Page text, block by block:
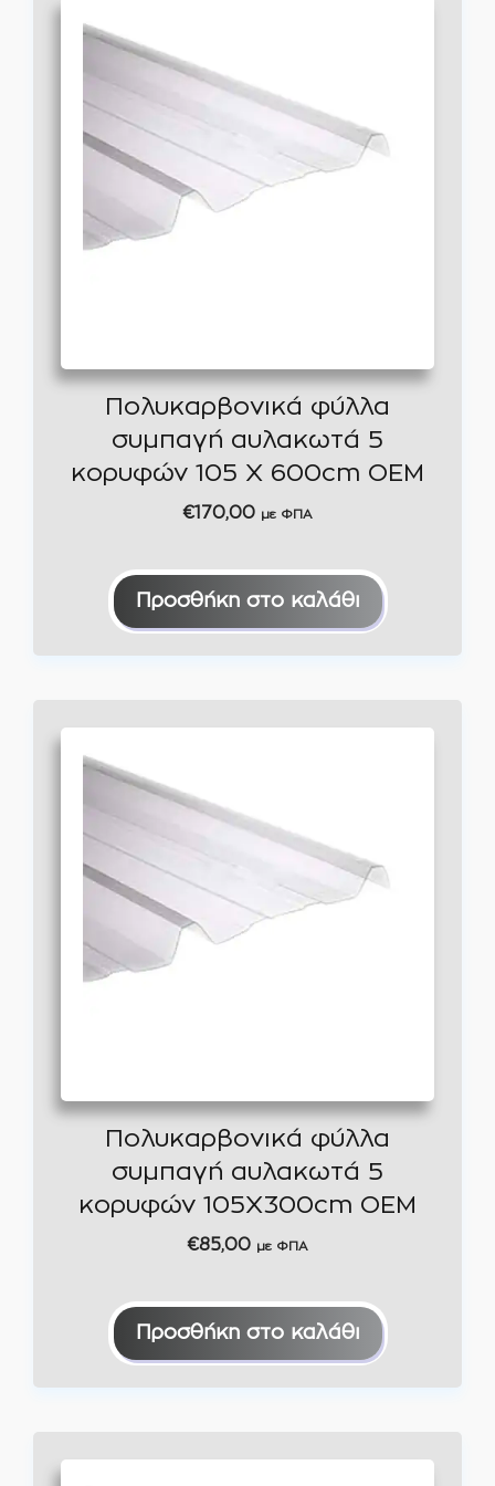
Πολυκαρβονικά φύλλα
συμπαγή αυλακωτά 5
κορυφών 105 Χ 600cm OEM
€170,00 με ΦΠΑ
Προσθήκη στο καλάθι
Πολυκαρβονικά φύλλα
συμπαγή αυλακωτά 5
κορυφών 105Χ300cm OEM
€85,00 με ΦΠΑ
Προσθήκη στο καλάθι